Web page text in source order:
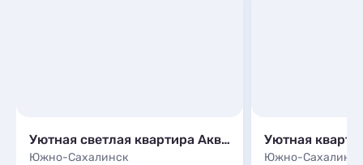
Уютная светлая квартира Аквамарин в новом развитом районе города
Южно-Сахалинск Южно-Сахалинск